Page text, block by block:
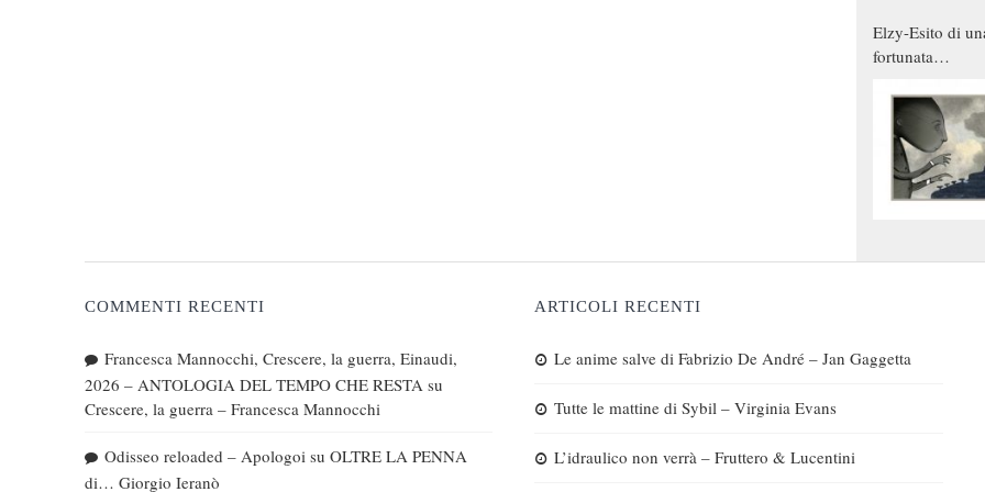
Elzy-Esito di
fortunata
COMMENTI RECENTI
Francesca Mannocchi, Crescere, la guerra, Einaudi,
2026 – ANTOLOGIA DEL TEMPO CHE RESTA su
Crescere, la guerra – Francesca Mannocchi
Odisseo reloaded – Apologoi su OLTRE LA PENNA
di… Giorgio Ieranò
ARTICOLI RECENTI
Le anime salve di Fabrizio De André – Jan Gaggetta
Tutte le mattine di Sybil – Virginia Evans
L’idraulico non verrà – Fruttero & Lucentini